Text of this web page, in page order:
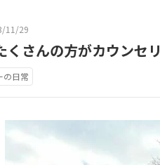
11/29
くさんの方がカウンセ
の日常